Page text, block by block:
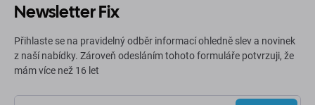
Newsletter Fix
Přihlaste se na pravidelný odběr informací ohledně slev a novinek
z naší nabídky. Zároveň odesláním tohoto formuláře potvrzuji, že
mám více než 16 let